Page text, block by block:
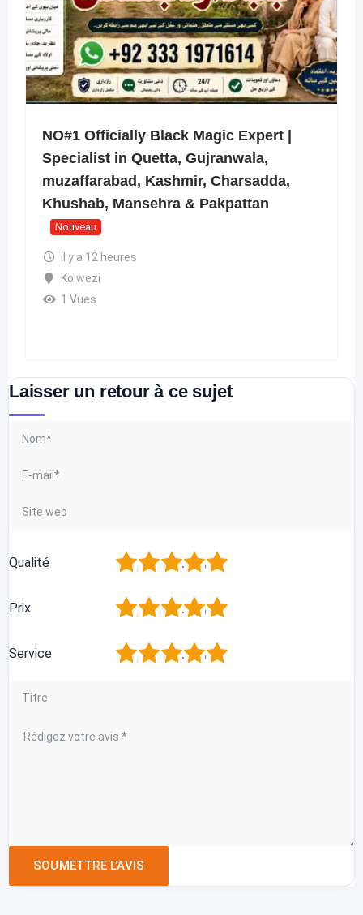
NO#1 Officially Black Magic Expert |
Specialist in Quetta, Gujranwala,
muzaffarabad, Kashmir, Charsadda,
Khushab, Mansehra & Pakpattan
Nouveau
il y a 12 heures
Kolwezi
1 Vues
Laisser un retour à ce sujet
Qualité 5
4
3
2
Prix 5
4
3
2
Service 5
4
3
2